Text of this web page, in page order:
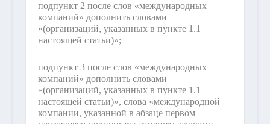
подпункт 2 после слов «международных
компаний» дополнить словами
«(организаций, указанных в пункте 1.1
настоящей статьи)»;
подпункт 3 после слов «международных
компаний» дополнить словами
«(организаций, указанных в пункте 1.1
настоящей статьи)», слова «международной
компании, указанной в абзаце первом